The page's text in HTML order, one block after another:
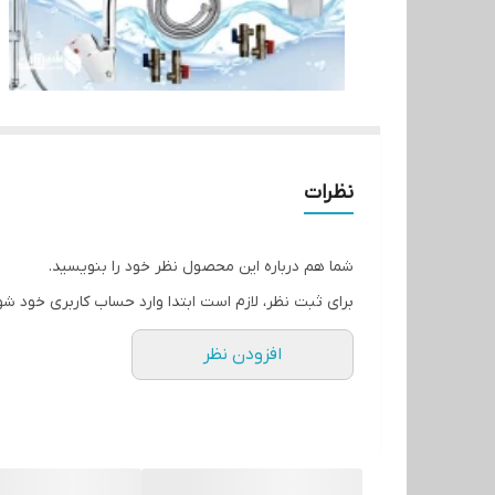
نظرات
شما هم درباره این محصول نظر خود را بنویسید.
برای ثبت نظر، لازم است ابتدا وارد حساب کاربری خود
افزودن نظر